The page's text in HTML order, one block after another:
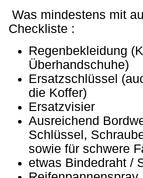
Was mindestens mit
Checkliste :
Regenbekleidung
Überhandschuhe)
Ersatzschlüssel
die Koffer)
Ersatzvisier
Ausreichend
Schlüssel,
sowie für schwere
etwas Bindedraht /